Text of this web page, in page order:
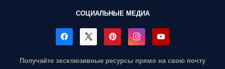
СОЦИАЛЬНЫЕ МЕДИА
Получайте эксклюзивные ресурсы прямо на свою почту